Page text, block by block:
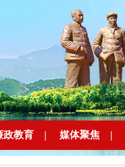
政教育 | 媒体聚焦 |